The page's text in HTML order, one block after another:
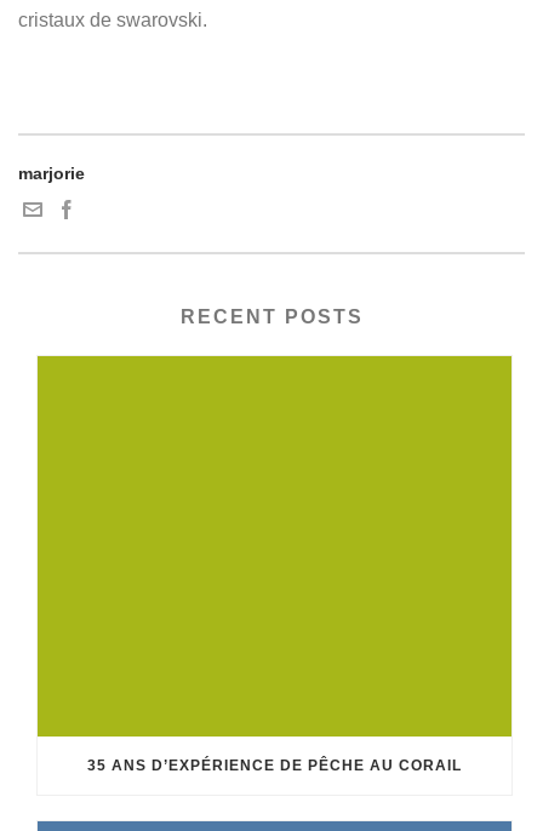
cristaux de swarovski.
marjorie
RECENT POSTS
35 ANS D’EXPÉRIENCE DE PÊCHE AU CORAIL